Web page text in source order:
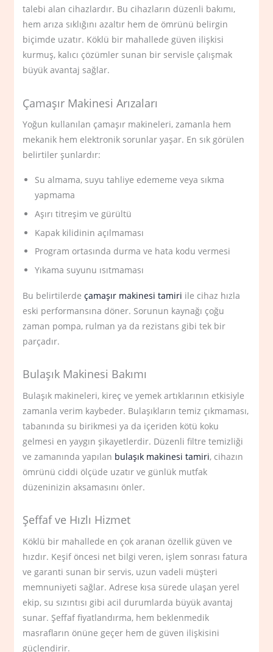
talebi alan cihazlardır. Bu cihazların düzenli bakımı,
hem arıza sıklığını azaltır hem de ömrünü belirgin
biçimde uzatır. Köklü bir mahallede güven ilişkisi
kurmuş, kalıcı çözümler sunan bir servisle çalışmak
büyük avantaj sağlar.
Çamaşır Makinesi Arızaları
Yoğun kullanılan çamaşır makineleri, zamanla hem
mekanik hem elektronik sorunlar yaşar. En sık görülen
belirtiler şunlardır:
Su almama, suyu tahliye edememe veya sıkma
yapmama
Aşırı titreşim ve gürültü
Kapak kilidinin açılmaması
Program ortasında durma ve hata kodu vermesi
Yıkama suyunu ısıtmaması
Bu belirtilerdeçamaşır makinesi tamiri ile cihaz hızla
eski performansına döner. Sorunun kaynağı çoğu
zaman pompa, rulman ya da rezistans gibi tek bir
parçadır.
Bulaşık Makinesi Bakımı
Bulaşık makineleri, kireç ve yemek artıklarının etkisiyle
zamanla verim kaybeder. Bulaşıkların temiz çıkmaması,
tabanında su birikmesi ya da içeriden kötü koku
gelmesi en yaygın şikayetlerdir. Düzenli filtre temizliği
ve zamanında yapılan bulaşık makinesi tamiri, cihazın
ömrünü ciddi ölçüde uzatır ve günlük mutfak
düzeninizin aksamasını önler.
Şeffaf ve Hızlı Hizmet
Köklü bir mahallede en çok aranan özellik güven ve
hızdır. Keşif öncesi net bilgi veren, işlem sonrası fatura
ve garanti sunan bir servis, uzun vadeli müşteri
memnuniyeti sağlar. Adrese kısa sürede ulaşan yerel
ekip, su sızıntısı gibi acil durumlarda büyük avantaj
sunar. Şeffaf fiyatlandırma, hem beklenmedik
masrafların önüne geçer hem de güven ilişkisini
güçlendirir.